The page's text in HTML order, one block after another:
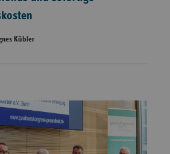
Kübler